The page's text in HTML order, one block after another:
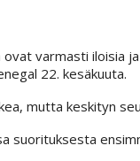
varmasti iloisia
22. kesäkuuta.
mutta keskityn
suorituksesta